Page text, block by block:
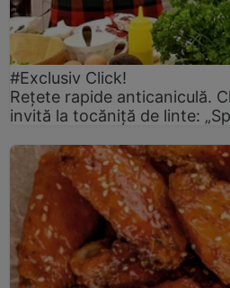
#Exclusiv Click!
Rețete rapide anticaniculă.
invită la tocăniță de linte: